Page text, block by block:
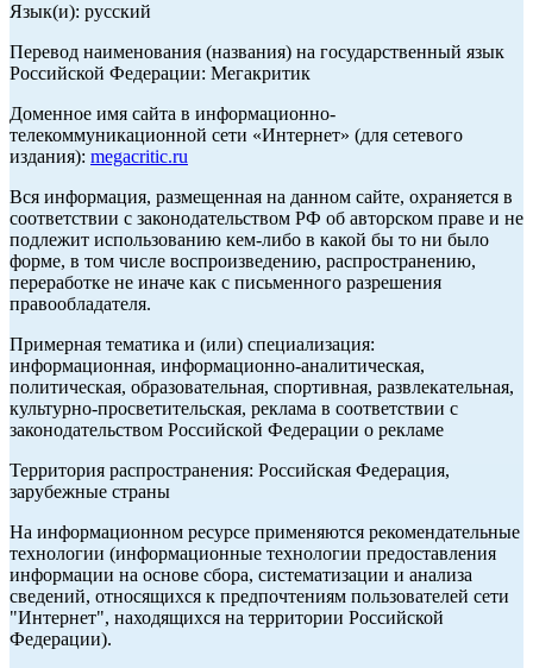
Язык(и): русский
Перевод наименования (названия) на государственный язык
Российской Федерации: Мегакритик
Доменное имя сайта в информационно-
телекоммуникационной сети «Интернет» (для сетевого
издания): megacritic.ru
Вся информация, размещенная на данном сайте, охраняется в
соответствии с законодательством РФ об авторском праве и не
подлежит использованию кем-либо в какой бы то ни было
форме, в том числе воспроизведению, распространению,
переработке не иначе как с письменного разрешения
правообладателя.
Примерная тематика и (или) специализация:
информационная, информационно-аналитическая,
политическая, образовательная, спортивная, развлекательная,
культурно-просветительская, реклама в соответствии с
законодательством Российской Федерации о рекламе
Территория распространения: Российская Федерация,
зарубежные страны
На информационном ресурсе применяются рекомендательные
технологии (информационные технологии предоставления
информации на основе сбора, систематизации и анализа
сведений, относящихся к предпочтениям пользователей сети
"Интернет", находящихся на территории Российской
Федерации).